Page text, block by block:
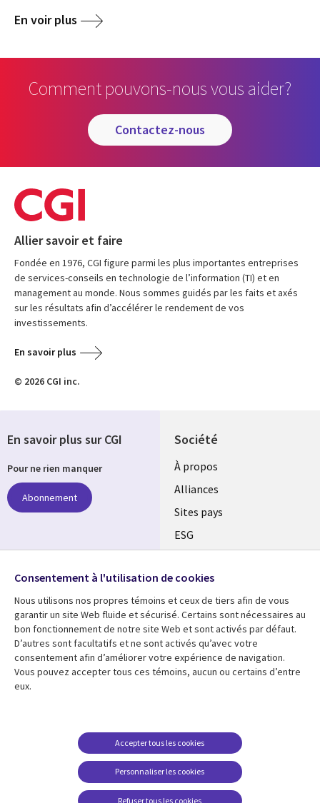
En voir plus
Comment pouvons-nous vous aider?
contactez-nous
Allier savoir et faire
Fondée en 1976, CGI figure parmi les plus importantes entreprises
de services-conseils en technologie de l’information (TI) et en
management au monde. Nous sommes guidés par les faits et axés
sur les résultats afin d’accélérer le rendement de vos
investissements.
En savoir plus
© 2026 CGI inc.
Société
À propos
Alliances
Sites pays
ESG
Fusions
Salle de presse
Ressources
Articles
Études de cas
Baladodiffusions
Support
Restrictions et
conditions juridiques
Carrières FAQ
En savoir plus sur CGI
Pour ne rien manquer
Abonnement
Suivez-nous
Social
Media
Global
FR
Consentement à l'utilisation de cookies
Nous utilisons nos propres témoins et ceux de tiers afin de vous
garantir un site Web fluide et sécurisé. Certains sont nécessaires au
bon fonctionnement de notre site Web et sont activés par défaut.
D’autres sont facultatifs et ne sont activés qu’avec votre
consentement afin d’améliorer votre expérience de navigation.
Vous pouvez accepter tous ces témoins, aucun ou certains d’entre
eux.
Personnaliser les cookies
Accepter tous les cookies
Refuser tous les cookies